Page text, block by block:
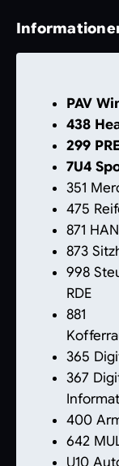
PAV
438
299
7U4
351
475
871
873
998
RDE
881
365
367
400
642
U10